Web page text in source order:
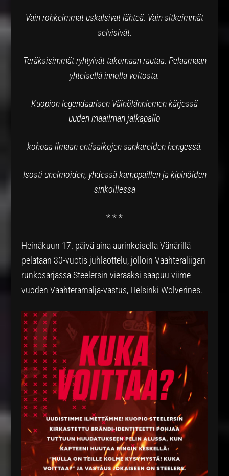
Vain rohkeimmat uskalsivat lähteä. Vain sitkeimmät
selvisivät.
Teräksisimmät ryhtyivät takomaan rautaa. Pelaamaan
yhteisellä innolla voitosta.
Kuopion legendaarisen Väinölänniemen kärjessä
uuden maailman jalkapallo
kohoaa ilmaan entisaikojen sankareiden hengessä.
Isosti unelmoiden, yhdessä kamppaillen ja kipinöiden
sinkoillessa
* * *
Heinäkuun 17. päivä aina aurinkoisella Vänärillä
pelataan 30-vuotis juhlaottelu, jolloin Vaahteraliigan
runkosarjassa Steelersin vieraaksi saapuu viime
vuoden Vaahteramalja-vastus, Helsinki Wolverines.